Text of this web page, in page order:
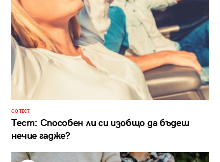
GO ТЕСТ
Тест: Способен ли си изобщо да бъдеш
нечие гадже?